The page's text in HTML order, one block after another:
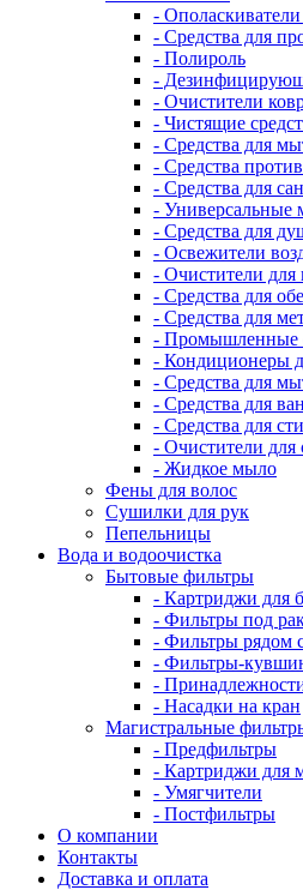
-
- Средства для
- Полироль
-
- Очистители
- Чистящие
- Средства для
- Средства
- Средства для
- Универсальные
- Средства для
- Освежители
- Очистители для
- Средства для
- Средства для
- Промышленные
- Кондиционеры
- Средства для
- Средства для
- Средства для
- Очистители для
- Жидкое мыло
Фены для волос
Сушилки для рук
Пепельницы
Вода и водоочистка
Бытовые фильтры
- Картриджи для
- Фильтры под
- Фильтры рядом
- Фильтры-
-
- Насадки на кран
Магистральные
- Предфильтры
- Картриджи для
- Умягчители
- Постфильтры
О компании
Контакты
Доставка и оплата